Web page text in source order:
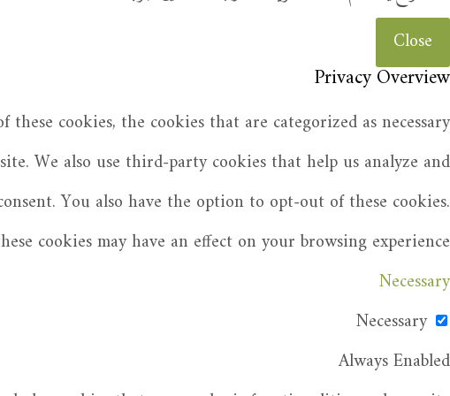
Close
Privacy Overview
cookies, the cookies that are categorized as necessary
We also use third-party cookies that help us analyze and
You also have the option to opt-out of these cookies.
cookies may have an effect on your browsing experience.
Necessary
Necessary
Always Enabled